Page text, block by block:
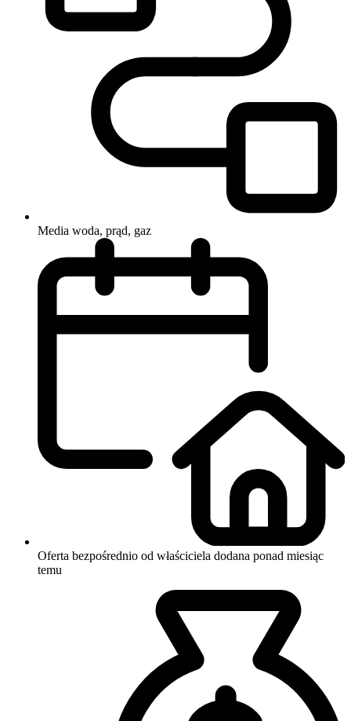
Media woda, prąd, gaz
Oferta bezpośrednio od właściciela dodana ponad miesiąc
temu